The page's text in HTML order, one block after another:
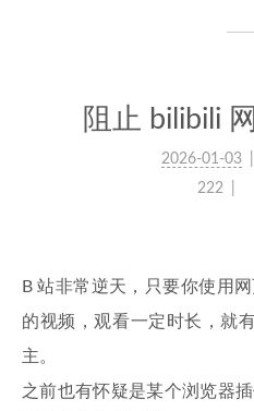
阻止 bilibili
2026-01-03
222
B 站非常逆天，只要你使用
的视频，观看一定时长，就
主。
之前也有怀疑是某个浏览器